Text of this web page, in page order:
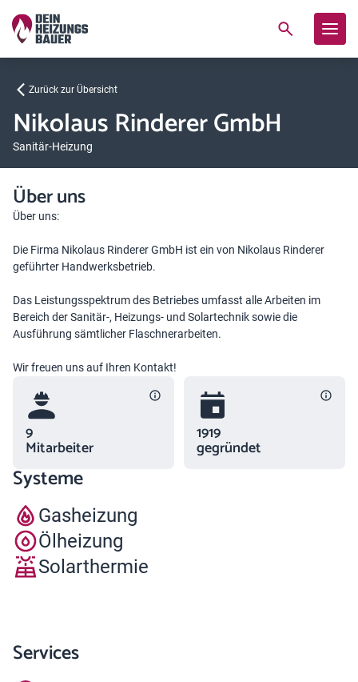
Zurück zur Übersicht
Nikolaus Rinderer GmbH
Sanitär-Heizung
Über uns
Über uns:
Die Firma Nikolaus Rinderer GmbH ist ein von Nikolaus Rinderer
geführter Handwerksbetrieb.
Das Leistungsspektrum des Betriebes umfasst alle Arbeiten im
Bereich der Sanitär-, Heizungs- und Solartechnik sowie die
Ausführung sämtlicher Flaschnerarbeiten.
Wir freuen uns auf Ihren Kontakt!
9
Mitarbeiter
1919
gegründet
Systeme
Gasheizung
Ölheizung
Solarthermie
Services